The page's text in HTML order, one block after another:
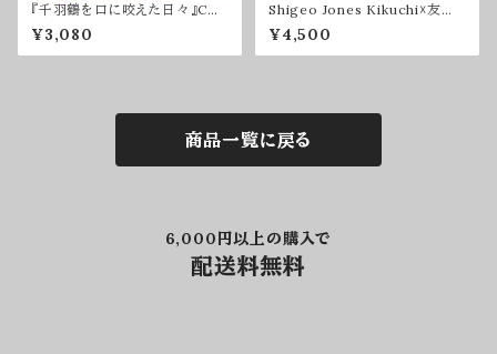
『千羽鶴を口に咬えた日々』CD
（※サイン入りのみ）
¥3,080
Shigeo Jones Kikuchi☓友川
カズキコラボTシャツ
¥4,500
商品一覧に戻る
6,000円以上の購入で
配送料無料